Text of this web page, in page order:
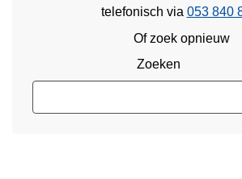
telefonisch via 053 840
Of zoek opnieuw
Zoeken